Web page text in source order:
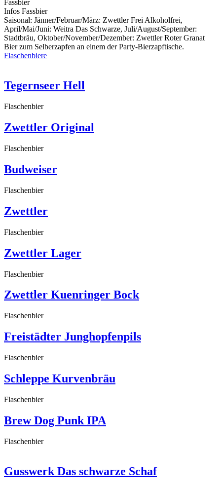
Fassbier
Infos Fassbier
Saisonal: Jänner/Februar/März: Zwettler Frei Alkoholfrei,
April/Mai/Juni: Weitra Das Schwarze, Juli/August/September:
Stadtbräu, Oktober/November/Dezember: Zwettler Roter Granat
Bier zum Selberzapfen an einem der Party-Bierzapftische.
Flaschenbiere
Tegernseer Hell
Flaschenbier
Zwettler Original
Flaschenbier
Budweiser
Flaschenbier
Zwettler
Flaschenbier
Zwettler Lager
Flaschenbier
Zwettler Kuenringer Bock
Flaschenbier
Freistädter Junghopfenpils
Flaschenbier
Schleppe Kurvenbräu
Flaschenbier
Brew Dog Punk IPA
Flaschenbier
Gusswerk Das schwarze Schaf